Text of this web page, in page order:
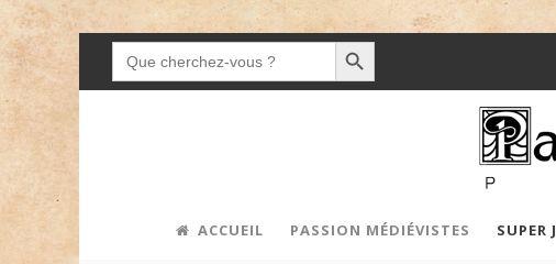
SEARCH
FOR:
SEARCH BUTTON
ACCUEIL PASSION MÉDIÉVISTES SUPER